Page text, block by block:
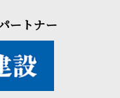
ートナー